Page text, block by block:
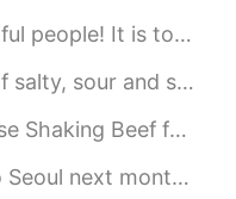
again. Let's try this one for fun: ...
is a winner in my books. When...
think I need a bit more practice, but ...
because of covid I will have to spen...